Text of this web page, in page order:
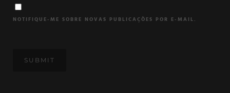
NOTIFIQUE-ME SOBRE NOVAS PUBLICAÇÕES POR E-MAIL.